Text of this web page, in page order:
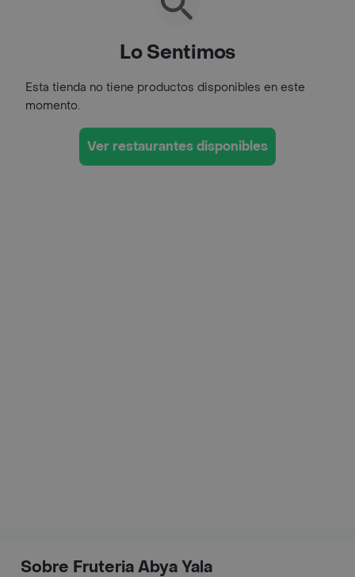
Lo Sentimos
Esta tienda no tiene productos disponibles en este
momento.
Ver restaurantes disponibles
Sobre Fruteria Abya Yala